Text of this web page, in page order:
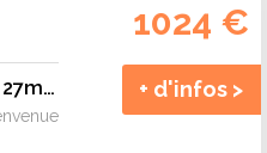
STUDIO 4 PERS PROCHE DES PISTES - 4 pers. - 27m2 - TV
1024 €
+ d'infos >